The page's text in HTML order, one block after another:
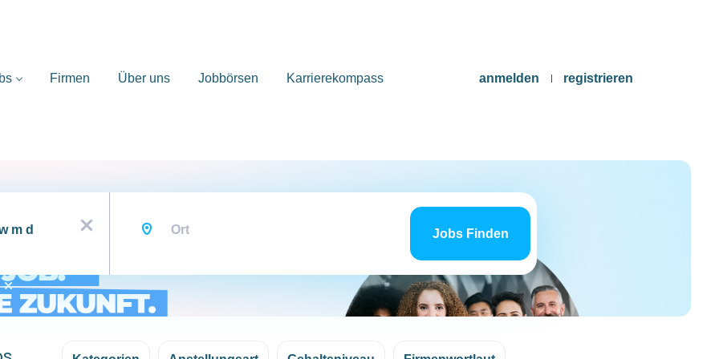
anmelden registrieren
Firmen Über uns Jobbörsen Karrierekompass
x
Jobs
findenJobs Finden